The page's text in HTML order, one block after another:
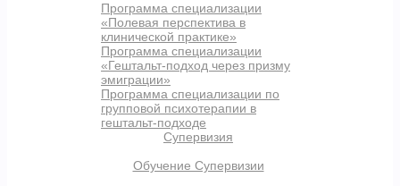
Программа специализации
«Полевая перспектива в
клинической практике»
Программа специализации
«Гештальт-подход через призму
эмиграции»
Программа специализации по
групповой психотерапии в
гештальт-подходе
Супервизия
Обучение Супервизии